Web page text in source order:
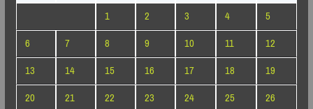
1
2 3 4
5
6
7 8 9 10 11
12
13
14 15 16 17 18
19
20
21 22 23 24 25
26